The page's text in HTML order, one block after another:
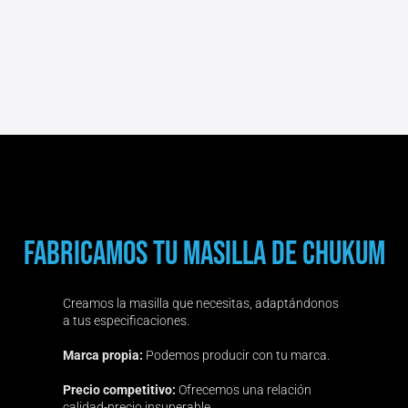
Fabricamos Tu Masilla De Chukum
Creamos la masilla que necesitas, adaptándonos
a tus especificaciones.
Marca propia: Podemos producir con tu marca.
Precio competitivo: Ofrecemos una relación